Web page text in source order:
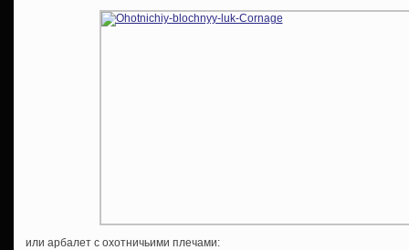
или арбалет c охотничьими плечами: